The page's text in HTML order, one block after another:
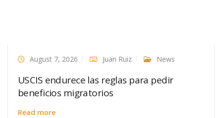
August 7, 2026 Juan Ruiz News
USCIS endurece las reglas para pedir
beneficios migratorios
Read more